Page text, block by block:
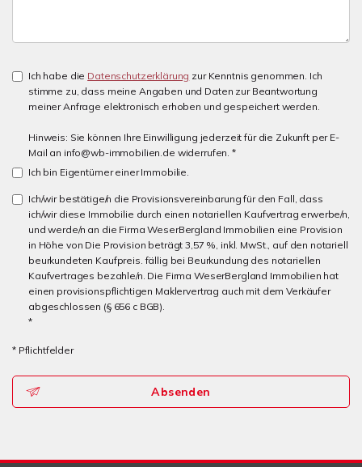
Ich habe die Datenschutzerklärung zur Kenntnis genommen. Ich
stimme zu, dass meine Angaben und Daten zur Beantwortung
meiner Anfrage elektronisch erhoben und gespeichert werden.
Hinweis: Sie können Ihre Einwilligung jederzeit für die Zukunft per E-
Mail an info@wb-immobilien.de widerrufen. *
Ich bin Eigentümer einer Immobilie.
Ich/wir bestätige/n die Provisionsvereinbarung für den Fall, dass
ich/wir diese Immobilie durch einen notariellen Kaufvertrag erwerbe/n,
und werde/n an die Firma WeserBergland Immobilien eine Provision
in Höhe von Die Provision beträgt 3,57 %, inkl. MwSt., auf den notariell
beurkundeten Kaufpreis. fällig bei Beurkundung des notariellen
Kaufvertrages bezahle/n. Die Firma WeserBergland Immobilien hat
einen provisionspflichtigen Maklervertrag auch mit dem Verkäufer
abgeschlossen (§ 656 c BGB).
*
* Pflichtfelder
Absenden